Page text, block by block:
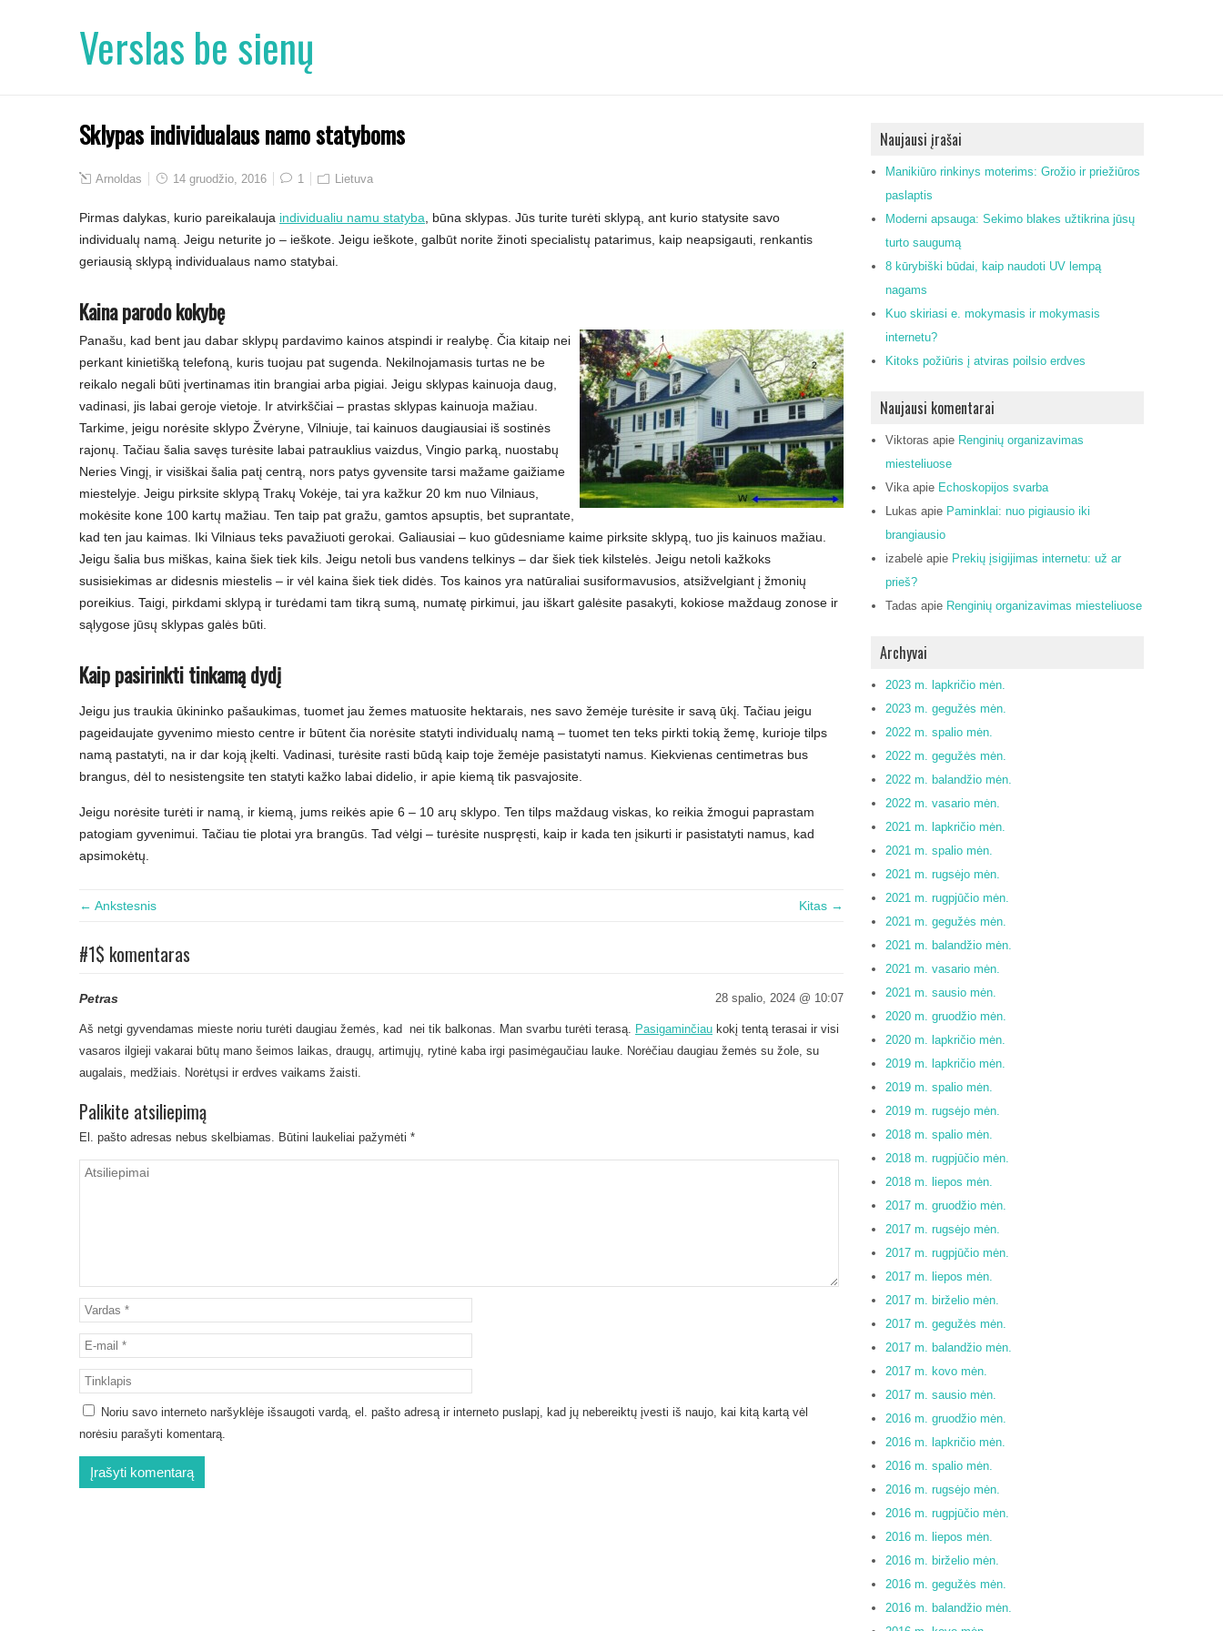
Verslas be sienų
Sklypas individualaus namo statyboms
Arnoldas 14 gruodžio, 2016 1 Lietuva
Pirmas dalykas, kurio pareikalauja individualiu namu statyba , būna sklypas. Jūs turite turėti sklypą, ant kurio statysite savo
individualų namą. Jeigu neturite jo – ieškote. Jeigu ieškote, galbūt norite žinoti specialistų patarimus, kaip neapsigauti, renkantis
geriausią sklypą individualaus namo statybai.
Kaina parodo kokybę
Panašu, kad bent jau dabar sklypų pardavimo kainos atspindi ir realybę. Čia kitaip nei
perkant kinietišką telefoną, kuris tuojau pat sugenda. Nekilnojamasis turtas ne be
reikalo negali būti įvertinamas itin brangiai arba pigiai. Jeigu sklypas kainuoja daug,
vadinasi, jis labai geroje vietoje. Ir atvirkščiai – prastas sklypas kainuoja mažiau.
Tarkime, jeigu norėsite sklypo Žvėryne, Vilniuje, tai kainuos daugiausiai iš sostinės
rajonų. Tačiau šalia savęs turėsite labai patrauklius vaizdus, Vingio parką, nuostabų
Neries Vingį, ir visiškai šalia patį centrą, nors patys gyvensite tarsi mažame gaižiame
miestelyje. Jeigu pirksite sklypą Trakų Vokėje, tai yra kažkur 20 km nuo Vilniaus,
mokėsite kone 100 kartų mažiau. Ten taip pat gražu, gamtos apsuptis, bet suprantate,
kad ten jau kaimas. Iki Vilniaus teks pavažiuoti gerokai. Galiausiai – kuo gūdesniame kaime pirksite sklypą, tuo jis kainuos mažiau.
Jeigu šalia bus miškas, kaina šiek tiek kils. Jeigu netoli bus vandens telkinys – dar šiek tiek kilstelės. Jeigu netoli kažkoks
susisiekimas ar didesnis miestelis – ir vėl kaina šiek tiek didės. Tos kainos yra natūraliai susiformavusios, atsižvelgiant į žmonių
poreikius. Taigi, pirkdami sklypą ir turėdami tam tikrą sumą, numatę pirkimui, jau iškart galėsite pasakyti, kokiose maždaug zonose ir
sąlygose jūsų sklypas galės būti.
Kaip pasirinkti tinkamą dydį
Jeigu jus traukia ūkininko pašaukimas, tuomet jau žemes matuosite hektarais, nes savo žemėje turėsite ir savą ūkį. Tačiau jeigu
pageidaujate gyvenimo miesto centre ir būtent čia norėsite statyti individualų namą – tuomet ten teks pirkti tokią žemę, kurioje tilps
namą pastatyti, na ir dar koją įkelti. Vadinasi, turėsite rasti būdą kaip toje žemėje pasistatyti namus. Kiekvienas centimetras bus
brangus, dėl to nesistengsite ten statyti kažko labai didelio, ir apie kiemą tik pasvajosite.
Jeigu norėsite turėti ir namą, ir kiemą, jums reikės apie 6 – 10 arų sklypo. Ten tilps maždaug viskas, ko reikia žmogui paprastam
patogiam gyvenimui. Tačiau tie plotai yra brangūs. Tad vėlgi – turėsite nuspręsti, kaip ir kada ten įsikurti ir pasistatyti namus, kad
apsimokėtų.
← Ankstesnis Kitas →
#1$ komentaras
Petras 28 spalio, 2024 @ 10:07
Aš netgi gyvendamas mieste noriu turėti daugiau žemės, kad nei tik balkonas. Man svarbu turėti terasą. Pasigaminčiau kokį tentą terasai ir visi
vasaros ilgieji vakarai būtų mano šeimos laikas, draugų, artimųjų, rytinė kaba irgi pasimėgaučiau lauke. Norėčiau daugiau žemės su žole, su
augalais, medžiais. Norėtųsi ir erdves vaikams žaisti.
Palikite atsiliepimą
El. pašto adresas nebus skelbiamas. Būtini laukeliai pažymėti *
Noriu savo interneto naršyklėje išsaugoti vardą, el. pašto adresą ir interneto puslapį, kad jų nebereiktų įvesti iš naujo, kai kitą kartą vėl
norėsiu parašyti komentarą.
Naujausi įrašai
Manikiūro rinkinys moterims: Grožio ir priežiūros
paslaptis
Moderni apsauga: Sekimo blakes užtikrina jūsų
turto saugumą
8 kūrybiški būdai, kaip naudoti UV lempą
nagams
Kuo skiriasi e. mokymasis ir mokymasis
internetu?
Kitoks požiūris į atviras poilsio erdves
Naujausi komentarai
Viktoras apie Renginių organizavimas
miesteliuose
Vikaapie Echoskopijos svarba
Lukas apie Paminklai: nuo pigiausio iki
brangiausio
izabelė apie Prekių įsigijimas internetu: už ar
prieš?
Tadas apie Renginių organizavimas miesteliuose
Archyvai
2023 m. lapkričio mėn.
2023 m. gegužės mėn.
2022 m. spalio mėn.
2022 m. gegužės mėn.
2022 m. balandžio mėn.
2022 m. vasario mėn.
2021 m. lapkričio mėn.
2021 m. spalio mėn.
2021 m. rugsėjo mėn.
2021 m. rugpjūčio mėn.
2021 m. gegužės mėn.
2021 m. balandžio mėn.
2021 m. vasario mėn.
2021 m. sausio mėn.
2020 m. gruodžio mėn.
2020 m. lapkričio mėn.
2019 m. lapkričio mėn.
2019 m. spalio mėn.
2019 m. rugsėjo mėn.
2018 m. spalio mėn.
2018 m. rugpjūčio mėn.
2018 m. liepos mėn.
2017 m. gruodžio mėn.
2017 m. rugsėjo mėn.
2017 m. rugpjūčio mėn.
2017 m. liepos mėn.
2017 m. birželio mėn.
2017 m. gegužės mėn.
2017 m. balandžio mėn.
2017 m. kovo mėn.
2017 m. sausio mėn.
2016 m. gruodžio mėn.
2016 m. lapkričio mėn.
2016 m. spalio mėn.
2016 m. rugsėjo mėn.
2016 m. rugpjūčio mėn.
2016 m. liepos mėn.
2016 m. birželio mėn.
2016 m. gegužės mėn.
2016 m. balandžio mėn.